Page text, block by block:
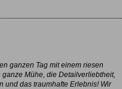
ganzen Tag mit einem riesen
Mühe, die Detailverliebtheit,
und das traumhafte Erlebnis! Wir